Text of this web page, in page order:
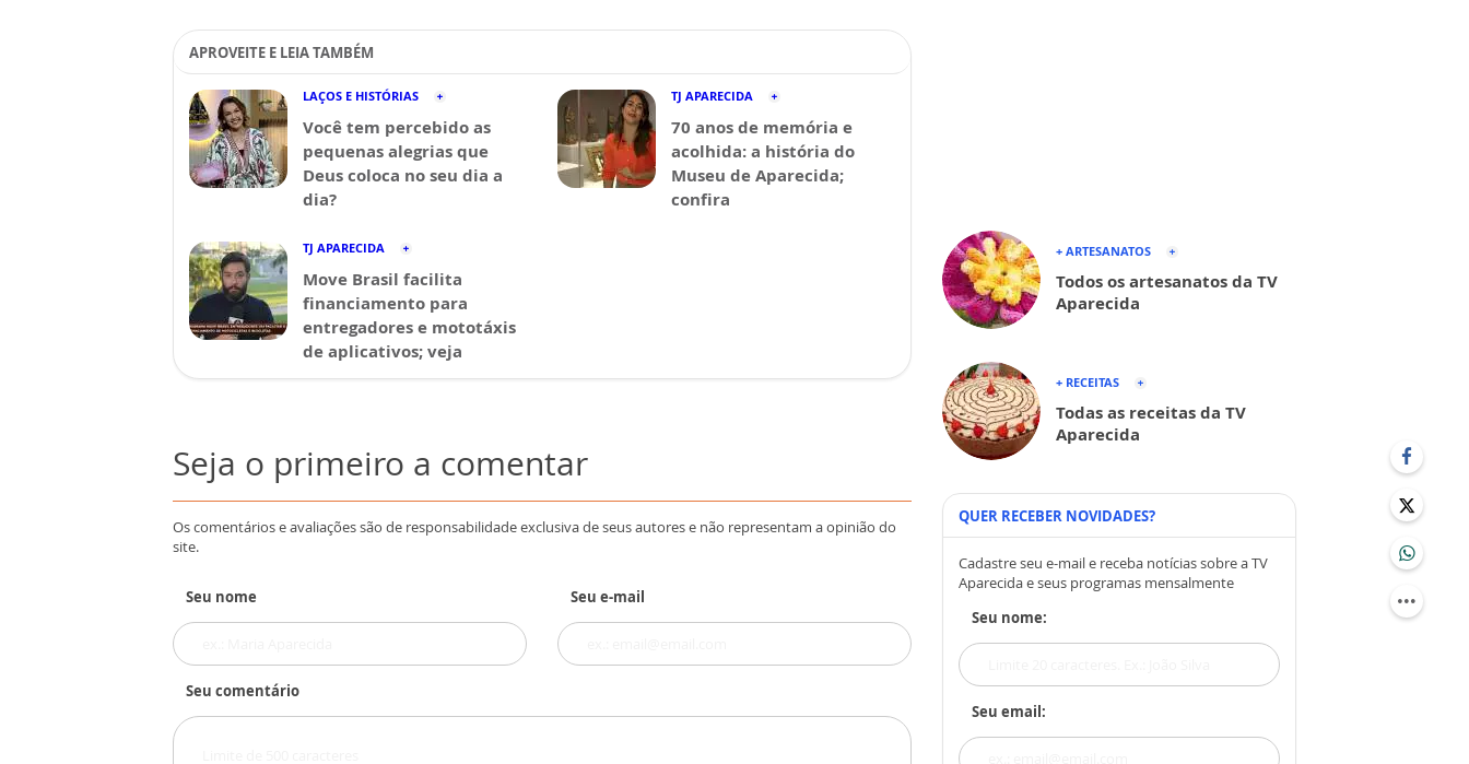
APROVEITE E LEIA TAMBÉM
LAÇOS E HISTÓRIAS
Você tem percebido as
pequenas alegrias que
Deus coloca no seu dia a
dia?
TJ APARECIDA
70 anos de memória e
acolhida: a história do
Museu de Aparecida;
confira
TJ APARECIDA
Move Brasil facilita
financiamento para
entregadores e mototáxis
de aplicativos; veja
Seja o primeiro a comentar
Os comentários e avaliações são de responsabilidade exclusiva de seus autores e não representam a opinião do
site.
Seu nome Seu e-mail
Seu comentário
+ ARTESANATOS
Todos os artesanatos da TV
Aparecida
+ RECEITAS
Todas as receitas da TV
Aparecida
QUER RECEBER NOVIDADES?
Cadastre seu e-mail e receba notícias sobre a TV
Aparecida e seus programas mensalmente
Seu nome:
Seu email: